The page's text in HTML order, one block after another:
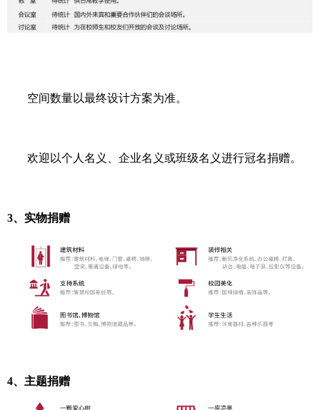
空间数量以最终设计方案为准。
欢迎以个人名义、企业名义或班级名义进行冠名捐赠。
3、 实物捐赠
4、 主题捐赠